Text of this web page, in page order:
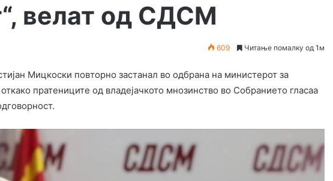
велат од СДСМ
609 Читање помалку од 1м
Мицкоски повторно застанал во одбрана на министерот за
пратениците од владејачкото мнозинство во Собранието гласаа